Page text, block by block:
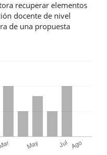
recuperar elementos
docente de nivel
de una propuesta